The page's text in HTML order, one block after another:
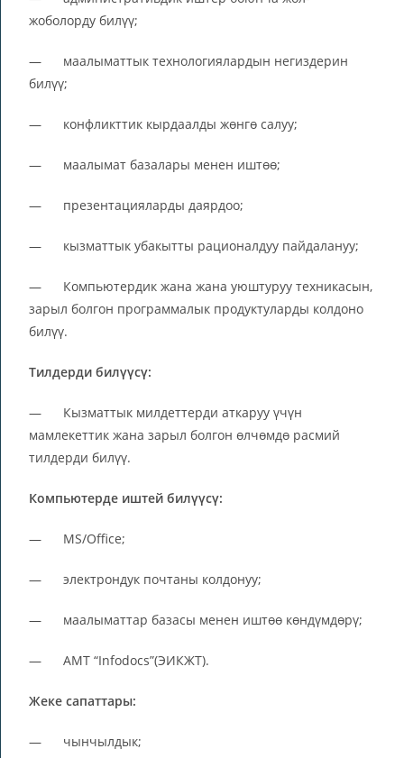
жоболорду билүү;
— маалыматтык технологиялардын негиздерин
билүү;
— конфликттик кырдаалды жөнгө салуу;
— маалымат базалары менен иштөө;
— презентацияларды даярдоо;
— кызматтык убакытты рационалдуу пайдалануу;
— Компьютердик жана жана уюштуруу техникасын,
зарыл болгон программалык продуктуларды колдоно
билүү.
Тилдерди билүүсү:
— Кызматтык милдеттерди аткаруу үчүн
мамлекеттик жана зарыл болгон өлчөмдө расмий
тилдерди билүү.
Компьютерде иштей билүүсү:
— MS/Office;
— электрондук почтаны колдонуу;
— маалыматтар базасы менен иштөө көндүмдөрү;
— АМТ “Infodocs”(ЭИКЖТ).
Жеке сапаттары:
— чынчылдык;